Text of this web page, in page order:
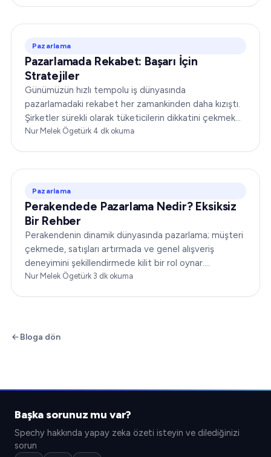
Pazarlama
Pazarlamada Rekabet: Başarı İçin
Stratejiler
Günümüzün hızlı tempolu iş dünyasında
pazarlamadaki rekabet her zamankinden daha kızıştı.
Şirketler sürekli olarak tüketicilerin dikkatini çekmek
için yarışıyor, rakiplerinin önüne geçmeye çalışıyor ve…
Nur Melek Ögetürk·4 dk okuma
Pazarlama
Perakendede Pazarlama Nedir? Eksiksiz
Bir Rehber
Perakendenin dinamik dünyasında pazarlama; müşteri
çekmede, satışları artırmada ve genel alışveriş
deneyimini şekillendirmede kilit bir rol oynar.
"Perakendede pazarlama nedir?" sıkça karşılaşılan bir
Nur Melek Ögetürk·3 dk okuma
Bloga dön
Başka sorunuz mu var?
Spechy hakkında yapay zeka özeti isteyin ve dilediğinizi
sorun